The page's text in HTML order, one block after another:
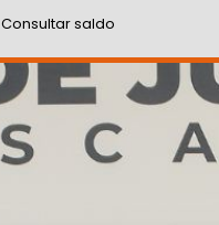
Consultar saldo